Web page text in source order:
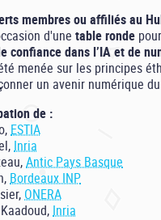
membres ou affiliés au
d'une table ronde
confiance dans l’IA et de
menée sur les principes
un avenir numérique
de :
ESTIA
Inria
Antic Pays Basque
Bordeaux INP
ONERA
Inria